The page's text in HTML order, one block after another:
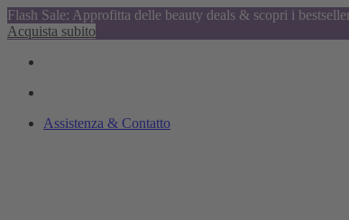
Flash Sale: Approfitta delle beauty deals & scopri i
Acquista subito
Assistenza & Contatto